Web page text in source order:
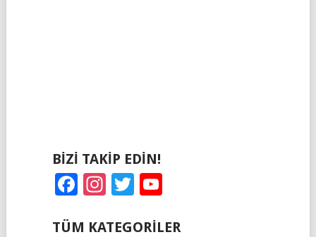
BIZI TAKIP EDIN!
Facebook
Instagram
Twitter
YouTube
TÜM KATEGORILER